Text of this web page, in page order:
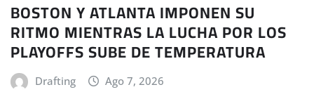
BOSTON Y ATLANTA IMPONEN SU
RITMO MIENTRAS LA LUCHA POR LOS
PLAYOFFS SUBE DE TEMPERATURA
Drafting Ago 7, 2026